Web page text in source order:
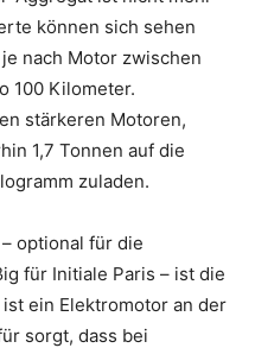
können sich sehen
nach Motor zwischen
100 Kilometer.
stärkeren Motoren,
1,7 Tonnen auf die
zuladen.
optional für die
für Initiale Paris – ist die
ein Elektromotor an der
sorgt, dass bei